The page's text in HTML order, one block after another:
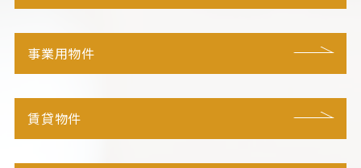
事業用物件
賃貸物件